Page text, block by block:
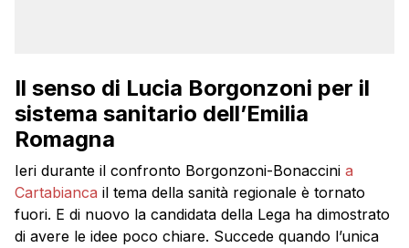
Il senso di Lucia Borgonzoni per il
sistema sanitario dell’Emilia
Romagna
Ieri durante il confronto Borgonzoni-Bonaccini a
Cartabianca il tema della sanità regionale è tornato
fuori. E di nuovo la candidata della Lega ha dimostrato
di avere le idee poco chiare. Succede quando l’unica